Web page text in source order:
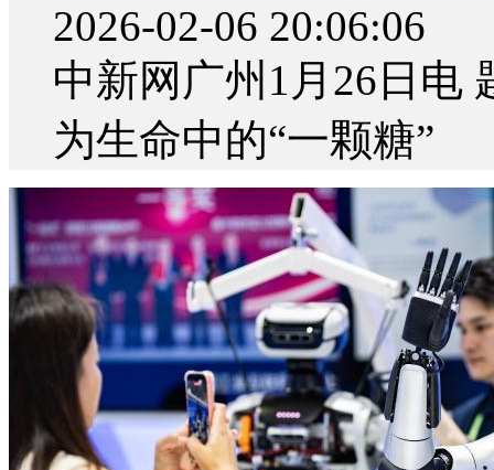
2026-02-06 20:06:06
中新网广州1月26日电
为生命中的“一颗糖”